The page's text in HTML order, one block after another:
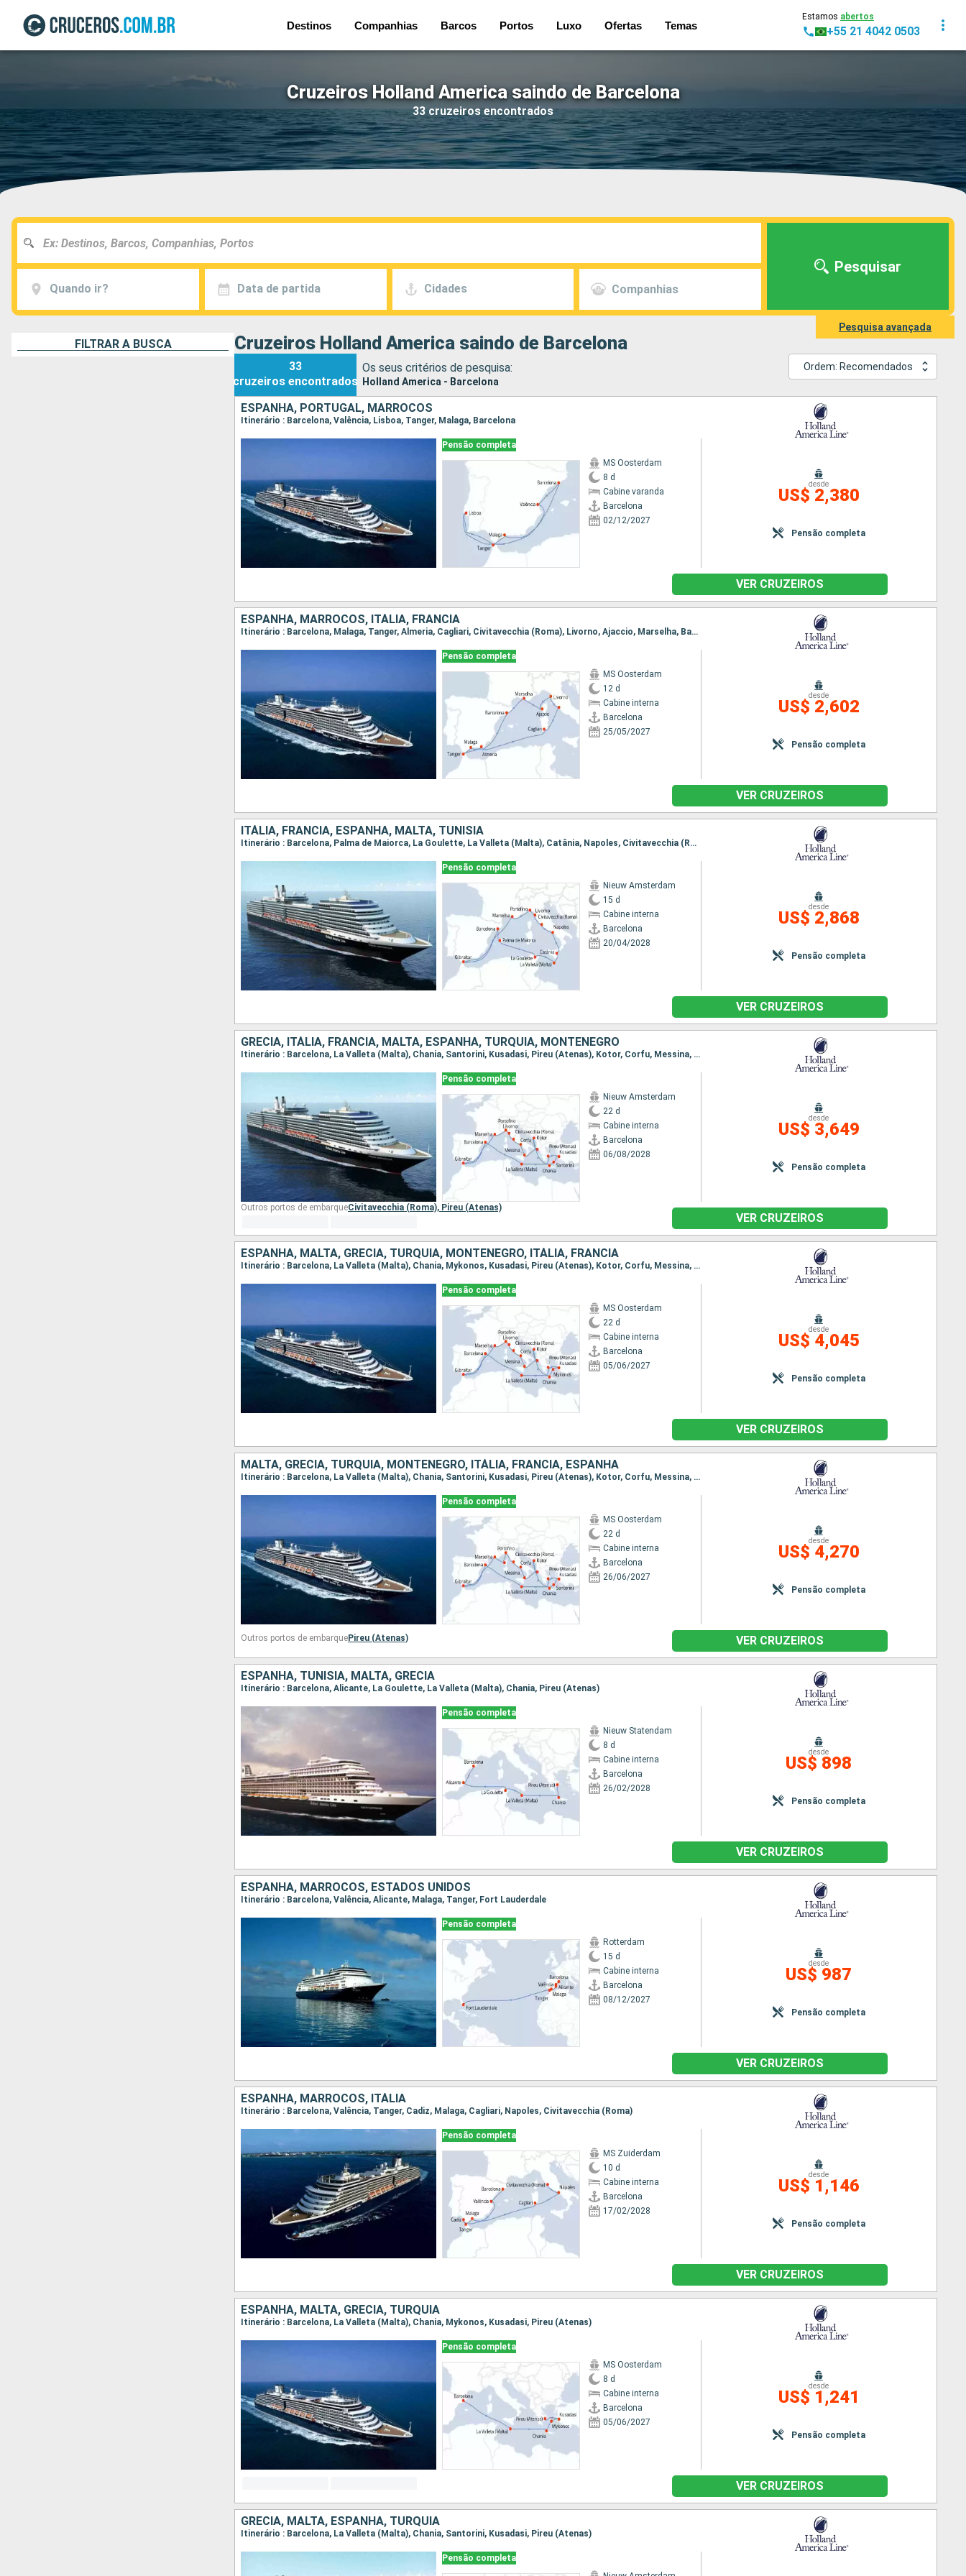
Destinos Companhias Barcos Portos Luxo Ofertas Temas
Estamos abertos
+55 21 4042 0503
Cruzeiros Holland America saindo de Barcelona
33 cruzeiros encontrados
Quando ir? Data de partida Cidades Companhias
Pesquisar
Pesquisa avançada
FILTRAR A BUSCA Cruzeiros Holland America saindo de Barcelona
33
cruzeiros encontrados
Os seus critérios de pesquisa:
Holland America - Barcelona
Ordem: Recomendados
ESPANHA, PORTUGAL, MARROCOS
Itinerário : Barcelona, Valência, Lisboa, Tanger, Malaga, Barcelona
Pensão completa
MS Oosterdam
8 d
Cabine varanda
Barcelona
02/12/2027
desde
US$ 2,380
Pensão completa
VER CRUZEIROS
ESPANHA, MARROCOS, ITÁLIA, FRANCIA
Itinerário : Barcelona, Malaga, Tanger, Almeria, Cagliari, Civitavecchia (Roma), Livorno, Ajaccio, Marselha, Barcelona
Pensão completa
MS Oosterdam
12 d
Cabine interna
Barcelona
25/05/2027
desde
US$ 2,602
Pensão completa
VER CRUZEIROS
ITÁLIA, FRANCIA, ESPANHA, MALTA, TUNÍSIA
Itinerário : Barcelona, Palma de Maiorca, La Goulette, La Valleta (Malta), Catânia, Napoles, Civitavecchia (Roma), Livorno, Portofino, Marselha, Gibraltar, Barcelona
Pensão completa
Nieuw Amsterdam
15 d
Cabine interna
Barcelona
20/04/2028
desde
US$ 2,868
Pensão completa
VER CRUZEIROS
GRÉCIA, ITÁLIA, FRANCIA, MALTA, ESPANHA, TURQUIA, MONTENEGRO
Itinerário : Barcelona, La Valleta (Malta), Chania, Santorini, Kusadasi, Pireu (Atenas), Kotor, Corfu, Messina, Napoles, Civitavecchia (Roma), Livorno, Portofino, Marselha, Gibraltar, Barcelona
Pensão completa
Nieuw Amsterdam
22 d
Cabine interna
Barcelona
06/08/2028
desde
US$ 3,649
Pensão completa
Outros portos de embarqueCivitavecchia (Roma), Pireu (Atenas)
VER CRUZEIROS
ESPANHA, MALTA, GRÉCIA, TURQUIA, MONTENEGRO, ITÁLIA, FRANCIA
Itinerário : Barcelona, La Valleta (Malta), Chania, Mykonos, Kusadasi, Pireu (Atenas), Kotor, Corfu, Messina, Napoles, Civitavecchia (Roma), Livorno, Portofino, Marselha, Gibraltar, Barcelona
Pensão completa
MS Oosterdam
22 d
Cabine interna
Barcelona
05/06/2027
desde
US$ 4,045
Pensão completa
VER CRUZEIROS
MALTA, GRÉCIA, TURQUIA, MONTENEGRO, ITÁLIA, FRANCIA, ESPANHA
Itinerário : Barcelona, La Valleta (Malta), Chania, Santorini, Kusadasi, Pireu (Atenas), Kotor, Corfu, Messina, Napoles, Civitavecchia (Roma), Portofino, Ajaccio, Marselha, Gibraltar, Barcelona
Pensão completa
MS Oosterdam
22 d
Cabine interna
Barcelona
26/06/2027
desde
US$ 4,270
Pensão completa
Outros portos de embarquePireu (Atenas) VER CRUZEIROS
ESPANHA, TUNÍSIA, MALTA, GRÉCIA
Itinerário : Barcelona, Alicante, La Goulette, La Valleta (Malta), Chania, Pireu (Atenas)
Pensão completa
Nieuw Statendam
8 d
Cabine interna
Barcelona
26/02/2028
desde
US$ 898
Pensão completa
VER CRUZEIROS
ESPANHA, MARROCOS, ESTADOS UNIDOS
Itinerário : Barcelona, Valência, Alicante, Malaga, Tanger, Fort Lauderdale
Pensão completa
Rotterdam
15 d
Cabine interna
Barcelona
08/12/2027
desde
US$ 987
Pensão completa
VER CRUZEIROS
ESPANHA, MARROCOS, ITÁLIA
Itinerário : Barcelona, Valência, Tanger, Cadiz, Malaga, Cagliari, Napoles, Civitavecchia (Roma)
Pensão completa
MS Zuiderdam
10 d
Cabine interna
Barcelona
17/02/2028
desde
US$ 1,146
Pensão completa
VER CRUZEIROS
ESPANHA, MALTA, GRÉCIA, TURQUIA
Itinerário : Barcelona, La Valleta (Malta), Chania, Mykonos, Kusadasi, Pireu (Atenas)
Pensão completa
MS Oosterdam
8 d
Cabine interna
Barcelona
05/06/2027
desde
US$ 1,241
Pensão completa
VER CRUZEIROS
GRÉCIA, MALTA, ESPANHA, TURQUIA
Itinerário : Barcelona, La Valleta (Malta), Chania, Santorini, Kusadasi, Pireu (Atenas)
Pensão completa